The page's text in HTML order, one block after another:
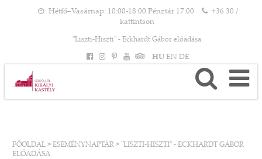
Hétfő–Vasárnap: 10:00-18:00 Pénztár 17:00
+36 30 /
kattintson
"Liszti-Hiszti" - Eckhardt Gábor előadása
HU EN DE
FŐOLDAL > ESEMÉNYNAPTÁR > "LISZTI-HISZTI" - ECKHARDT GÁBOR
ELŐADÁSA